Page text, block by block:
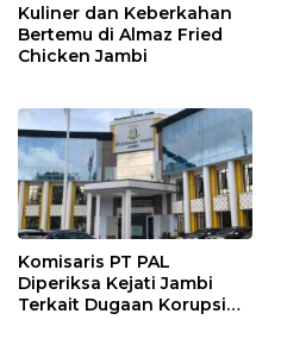
Kuliner dan Keberkahan
Bertemu di Almaz Fried
Chicken Jambi
Komisaris PT PAL
Diperiksa Kejati Jambi
Terkait Dugaan Korupsi